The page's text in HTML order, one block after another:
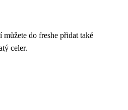
můžete do freshe přidat také
celer.